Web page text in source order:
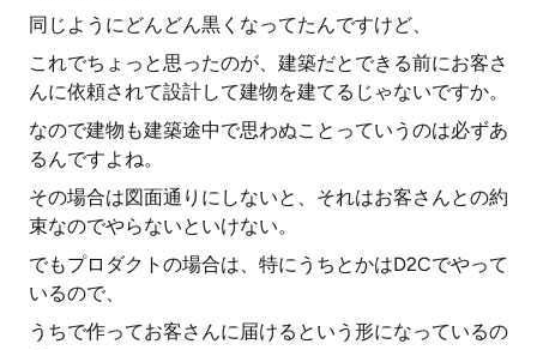
同じようにどんどん黒くなってたんですけど、
これでちょっと思ったのが、建築だとできる前にお客さ
んに依頼されて設計して建物を建てるじゃないですか。
なので建物も建築途中で思わぬことっていうのは必ずあ
るんですよね。
その場合は図面通りにしないと、それはお客さんとの約
束なのでやらないといけない。
でもプロダクトの場合は、特にうちとかはD2Cでやって
いるので、
うちで作ってお客さんに届けるという形になっているの